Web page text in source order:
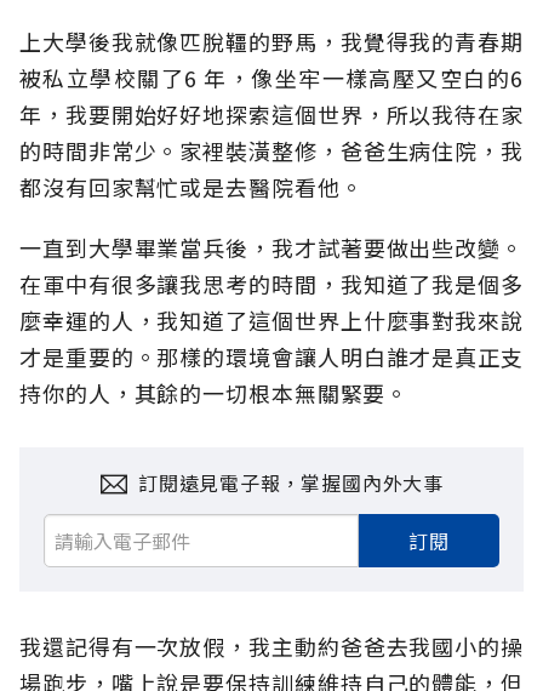
上大學後我就像匹脫韁的野馬，我覺得我的青春期
被私立學校關了6 年，像坐牢一樣高壓又空白的6
年，我要開始好好地探索這個世界，所以我待在家
的時間非常少。家裡裝潢整修，爸爸生病住院，我
都沒有回家幫忙或是去醫院看他。
一直到大學畢業當兵後，我才試著要做出些改變。
在軍中有很多讓我思考的時間，我知道了我是個多
麼幸運的人，我知道了這個世界上什麼事對我來說
才是重要的。那樣的環境會讓人明白誰才是真正支
持你的人，其餘的一切根本無關緊要。
訂閱遠見電子報，掌握國內外大事
訂閱
我還記得有一次放假，我主動約爸爸去我國小的操
場跑步，嘴上說是要保持訓練維持自己的體能，但